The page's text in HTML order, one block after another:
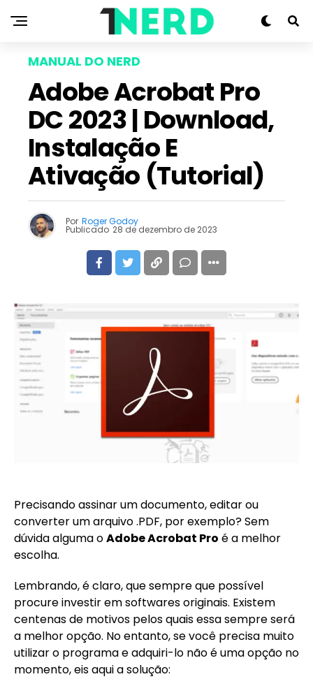
MANUAL DO NERD
Adobe Acrobat Pro
DC 2023 | Download,
Instalação E
Ativação (Tutorial)
Por Roger Godoy
Publicado 28 de dezembro de 2023
Precisando assinar um documento, editar ou
converter um arquivo .PDF, por exemplo? Sem
dúvida alguma oAdobe Acrobat Pro é a melhor
escolha.
Lembrando, é claro, que sempre que possível
procure investir em softwares originais. Existem
centenas de motivos pelos quais essa sempre será
a melhor opção. No entanto, se você precisa muito
utilizar o programa e adquiri-lo não é uma opção no
momento, eis aqui a solução: